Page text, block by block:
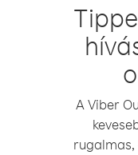
A Viber
rugalmas,